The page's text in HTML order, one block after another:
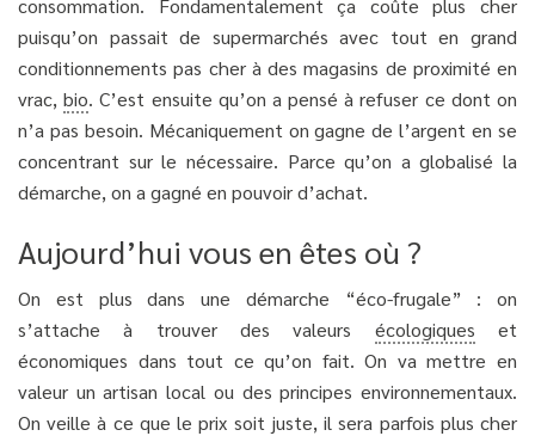
puisqu’on passait de supermarchés avec tout en grand
conditionnements pas cher à des magasins de proximité en
vrac,bio. C’est ensuite qu’on a pensé à refuser ce dont on
n’a pas besoin. Mécaniquement on gagne de l’argent en se
concentrant sur le nécessaire. Parce qu’on a globalisé la
démarche, on a gagné en pouvoir d’achat.
Aujourd’hui vous en êtes où ?
On est plus dans une démarche “éco-frugale” : on
s’attache à trouver des valeurs écologiques et
économiques dans tout ce qu’on fait. On va mettre en
valeur un artisan local ou des principes environnementaux.
On veille à ce que le prix soit juste, il sera parfois plus cher